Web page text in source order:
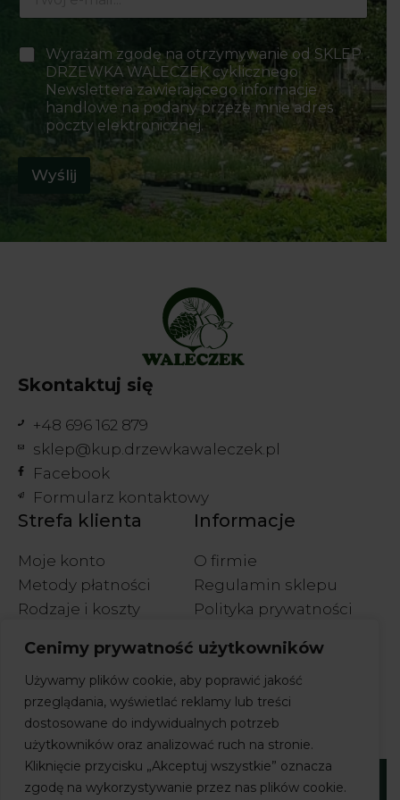
Cenimy prywatność użytkowników
Używamy plików cookie, aby poprawić jakość
przeglądania, wyświetlać reklamy lub treści
dostosowane do indywidualnych potrzeb
użytkowników oraz analizować ruch na stronie.
Kliknięcie przycisku „Akceptuj wszystkie” oznacza
zgodę na wykorzystywanie przez nas plików cookie.
m
o
m
P
Wyrażam zgodę na otrzymywanie od SKLEP
DRZEWKA WALECZEK cyklicznego
Newslettera zawierającego informacje
handlowe na podany przeze mnie adres
poczty elektronicznej.
Wyślij
Skontaktuj się
+48 696 162 879
sklep@kup.drzewkawaleczek.pl
Facebook
Formularz kontaktowy
Strefa klienta
Moje konto
Metody płatności
Rodzaje i koszty
Wymiany i zwroty
Informacje
O firmie
Regulamin sklepu
Polityka prywatności
Prawa autorskie © 2026 Sklep Drzewka Waleczek